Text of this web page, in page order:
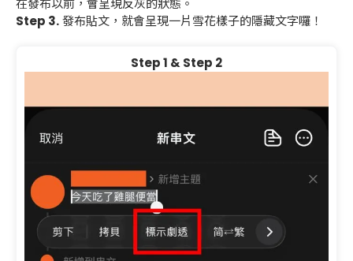
在發布以前，會呈現反灰的狀態。
Step 3.發布貼文，就會呈現一片雪花樣子的隱藏文字囉！
Step 1 & Step 2